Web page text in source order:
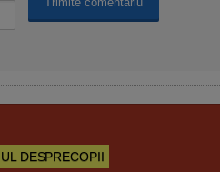
DESPRECOPII